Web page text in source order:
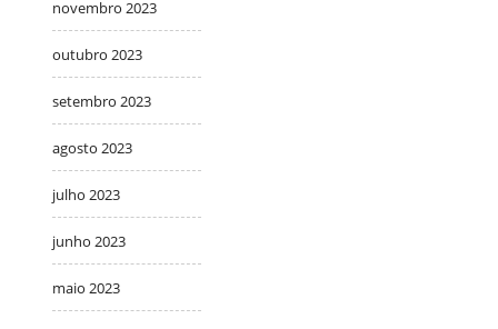
novembro 2023
outubro 2023
setembro 2023
agosto 2023
julho 2023
junho 2023
maio 2023